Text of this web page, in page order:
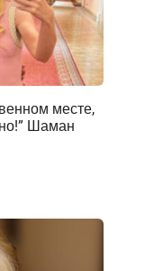
месте,
Шаман